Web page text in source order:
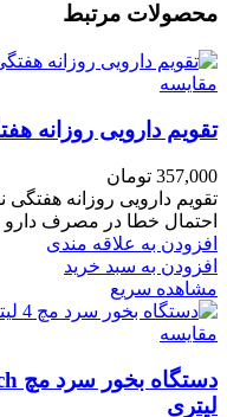
محصولات مرتبط
مقایسه
تقویم دارویی روزانه
357,000 تومان
تقویم دارویی روزانه هفتگی
احتمال خطا در مصرف
افزودن به علاقه مندی
افزودن به سبد خرید
مشاهده سریع
مقایسه
لیتری